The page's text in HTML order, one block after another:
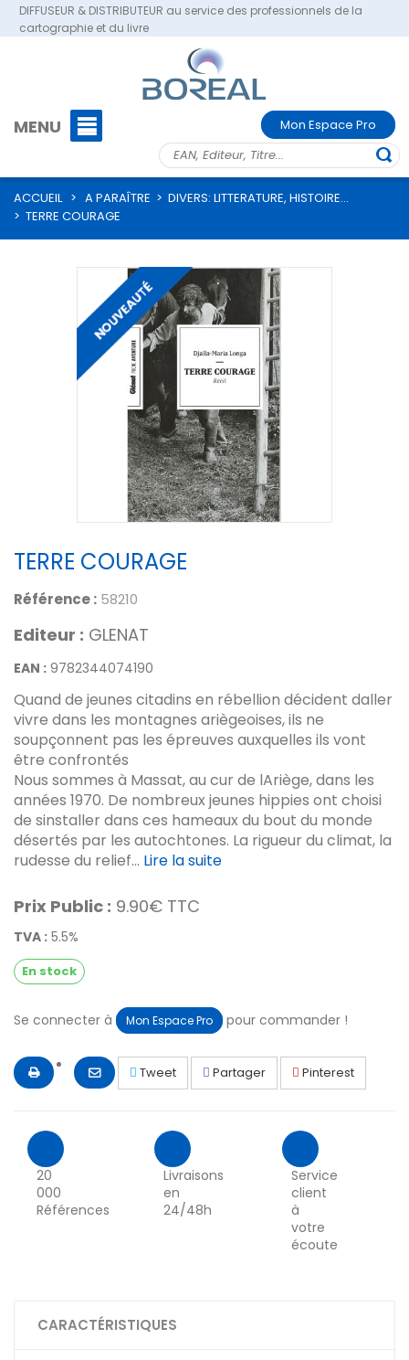
DIFFUSEUR & DISTRIBUTEUR au service des professionnels de la
cartographie et du livre
MENU Mon Espace Pro
ACCUEIL > A PARAÎTRE > DIVERS: LITTERATURE, HISTOIRE...
> TERRE COURAGE
TERRE COURAGE
Référence : 58210
Editeur : GLENAT
EAN : 9782344074190
Quand de jeunes citadins en rébellion décident daller
vivre dans les montagnes ariègeoises, ils ne
soupçonnent pas les épreuves auxquelles ils vont
être confrontés
Nous sommes à Massat, au cur de lAriège, dans les
années 1970. De nombreux jeunes hippies ont choisi
de sinstaller dans ces hameaux du bout du monde
désertés par les autochtones. La rigueur du climat, la
rudesse du relief... Lire la suite
Prix Public : 9.90€ TTC
TVA : 5.5%
En stock
Se connecter à Mon Espace Pro pour commander !
Tweet Partager Pinterest
20
000
Références
Livraisons
en
24/48h
Service
client
à
votre
écoute
CARACTÉRISTIQUES